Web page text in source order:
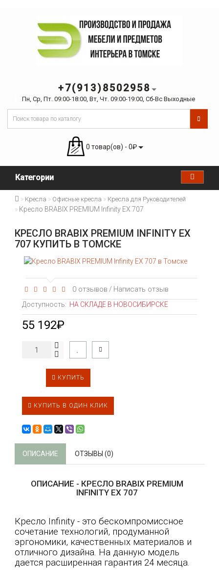
+7(913)8502958
Пн, Ср, Пт. 09:00-18:00, Вт, Чт. 09:00-19:00, Сб-Вс Выходные
0 товар(ов) - 0₽
Категории
Кресла Офисные кресла Кресла для Руководителей
Кресло BRABIX PREMIUM Infinity EX 707
КРЕСЛО BRABIX PREMIUM INFINITY EX
707 КУПИТЬ В ТОМСКЕ
0 отзывов / Написать отзыв
Доступность: НА СКЛАДЕ В НОВОСИБИРСКЕ
55 192₽
КУПИТЬ
КУПИТЬ В ОДИН КЛИК
ОПИСАНИЕ ОТЗЫВЫ (0)
ОПИСАНИЕ - КРЕСЛО BRABIX PREMIUM
INFINITY EX 707
Кресло Infinity - это бескомпромиссное
сочетание технологий, продуманной
эргономики, качественных материалов и
отличного дизайна. На данную модель
дается расширенная гарантия 24 месяца.